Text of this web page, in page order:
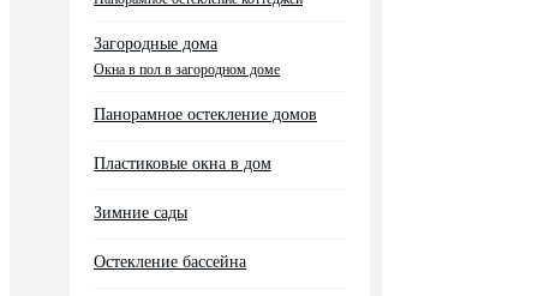
Загородные дома
Окна в пол в загородном доме
Панорамное остекление домов
Пластиковые окна в дом
Зимние сады
Остекление бассейна